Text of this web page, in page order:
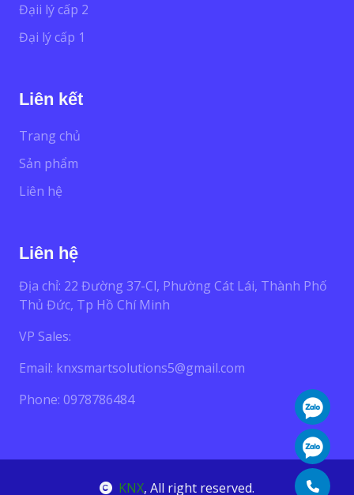
Đạii lý cấp 2
Đại lý cấp 1
Liên kết
Trang chủ
Sản phẩm
Liên hệ
Liên hệ
Địa chỉ: 22 Đường 37-Cl, Phường Cát Lái, Thành Phố
Thủ Đức, Tp Hồ Chí Minh
VP Sales:
Email: knxsmartsolutions5@gmail.com
Phone: 0978786484
KNX, All right reserved.